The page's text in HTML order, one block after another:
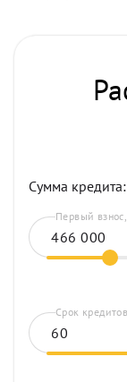
Сумма кредита:
Первый
Срок